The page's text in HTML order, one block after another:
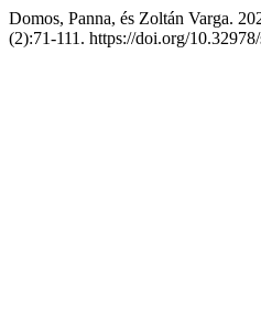
Domos, Panna, és Zoltán Varga.
(2):71-111. https://doi.org/